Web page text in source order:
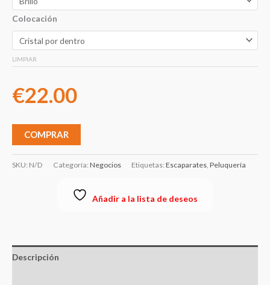
Colocación
LIMPIAR
€22.00
COMPRAR
SKU: N/D Categoría: Negocios Etiquetas: Escaparates, Peluquería
Añadir a la lista de deseos
Descripción